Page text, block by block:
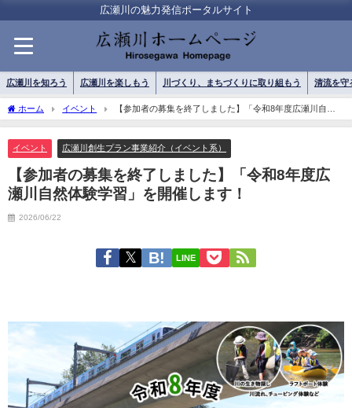
広瀬川の魅力発信ポータルサイト
広瀬川を知ろう 広瀬川を楽しもう 川づくり、まちづくりに取り組もう 清流を守
ホーム イベント
【参加者の募集を終了しました】「令和8年度広瀬川自然
体験学習」を開催します！
イベント 広瀬川創生プラン事業紹介（イベント系）
【参加者の募集を終了しました】「令和8年度広
瀬川自然体験学習」を開催します！
2026/06/22
LINE